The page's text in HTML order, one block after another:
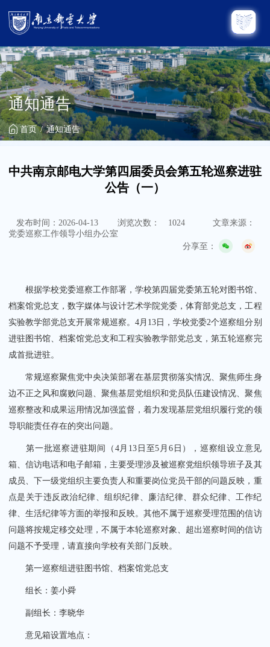
关闭
通知通告
首页 通知通告
中共南京邮电大学第四届委员会第五轮巡察进驻
公告（一）
发布时间：2026-04-13 浏览次数： 1024
文章来源：
党委巡察工作领导小组办公室
分享至：
根据学校党委巡察工作部署，学校第四届党委第五轮对图书馆、
档案馆党总支，数字媒体与设计艺术学院党委，体育部党总支，工程
实验教学部党总支开展常规巡察。4月13日，学校党委2个巡察组分别
进驻图书馆、档案馆党总支和工程实验教学部党总支，第五轮巡察完
成首批进驻。
常规巡察聚焦党中央决策部署在基层贯彻落实情况、聚焦师生身
边不正之风和腐败问题、聚焦基层党组织和党员队伍建设情况、聚焦
巡察整改和成果运用情况加强监督，着力发现基层党组织履行党的领
导职能责任存在的突出问题。
第一批巡察进驻期间（4月13日至5月6日），巡察组设立意见
箱、信访电话和电子邮箱，主要受理涉及被巡察党组织领导班子及其
成员、下一级党组织主要负责人和重要岗位党员干部的问题反映，重
点是关于违反政治纪律、组织纪律、廉洁纪律、群众纪律、工作纪
律、生活纪律等方面的举报和反映。其他不属于巡察受理范围的信访
问题将按规定移交处理，不属于本轮巡察对象、超出巡察时间的信访
问题不予受理，请直接向学校有关部门反映。
第一巡察组进驻图书馆、档案馆党总支
组长：姜小舜
副组长：李晓华
意见箱设置地点：